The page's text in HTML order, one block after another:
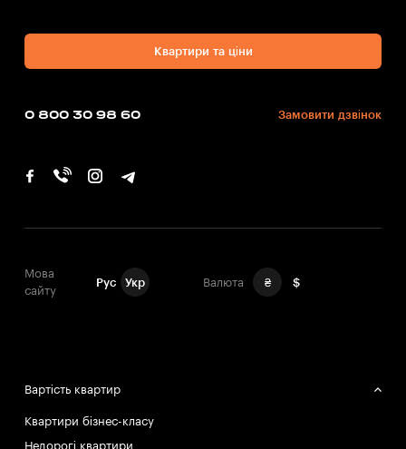
Квартири та ціни
0 800 30 98 60 Замовити дзвінок
Мова
сайту
Рус Укр Валюта ₴ $
Вартість квартир
Квартири бізнес-класу
Недорогі квартири